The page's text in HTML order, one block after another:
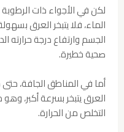
لكن في الأجواء ذات
الماء، فلا يتبخر العرق
الجسم وارتفاع درجة
صحية خطيرة.
أما في المناطق الجافة،
العرق يتبخر بسرعة أكبر،
التخلص من الحرارة.